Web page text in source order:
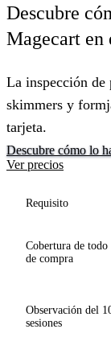
Descubre
Magecart en
La inspección de
skimmers y
tarjeta.
Descubre cómo lo
Ver precios
Requisito
Cobertura de
de compra
Observación del
sesiones